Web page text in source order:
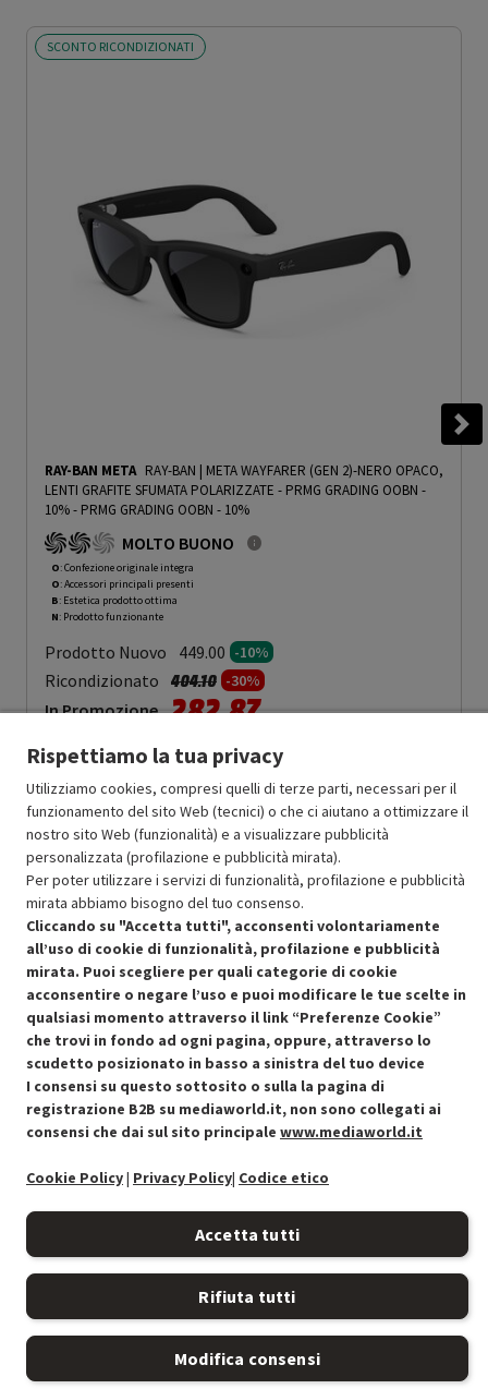
SCONTO RICONDIZIONATI
RAY-BAN META RAY-BAN | META WAYFARER (GEN 2)-NERO OPACO,
LENTI GRAFITE SFUMATA POLARIZZATE - PRMG GRADING OOBN -
10%- PRMG GRADING OOBN - 10%
MOLTO BUONO
O: Confezione originale integra
O: Accessori principali presenti
B: Estetica prodotto ottima
N: Prodotto funzionante
Prodotto Nuovo 449.00 -10%
Ricondizionato Prezzo ridotto da
404.10a-30%
In Promozione 282.87
Aggiungi al carrello
SCONTO RICONDIZIONATI
Approfitta dello sconto del 30% sul prodotto ricondizionato.
Condizioni generali di vendita
Cookie Policy
Preferenze cookie
Informativa privacy
Recedere dal contratto qui
Rispettiamo la tua privacy
Utilizziamo cookies, compresi quelli di terze parti, necessari per il
funzionamento del sito Web (tecnici) o che ci aiutano a ottimizzare il
nostro sito Web (funzionalità) e a visualizzare pubblicità
personalizzata (profilazione e pubblicità mirata).
Per poter utilizzare i servizi di funzionalità, profilazione e pubblicità
mirata abbiamo bisogno del tuo consenso.
Cliccando su "Accetta tutti", acconsenti volontariamente
all’uso di cookie di funzionalità, profilazione e pubblicità
mirata. Puoi scegliere per quali categorie di cookie
acconsentire o negare l’uso e puoi modificare le tue scelte in
qualsiasi momento attraverso il link “Preferenze Cookie”
che trovi in fondo ad ogni pagina, oppure, attraverso lo
scudetto posizionato in basso a sinistra del tuo device
I consensi su questo sottosito o sulla la pagina di
registrazione B2B su mediaworld.it, non sono collegati ai
consensi che dai sul sito principale www.mediaworld.it
Cookie Policy| Privacy Policy| Codice etico
Accetta tutti
Rifiuta tutti
Modifica consensi